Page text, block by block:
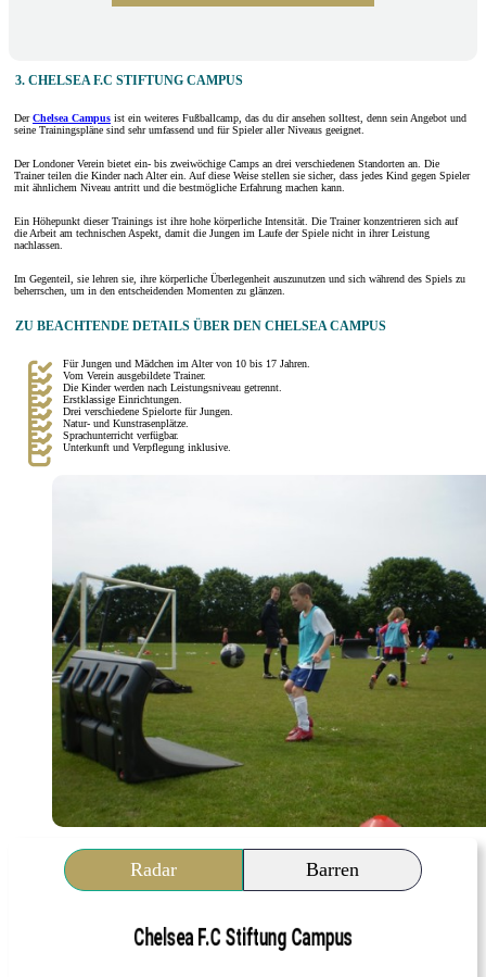
3. CHELSEA F.C STIFTUNG CAMPUS
DerChelsea Campus ist ein weiteres Fußballcamp, das du dir ansehen solltest, denn sein Angebot und
seine Trainingspläne sind sehr umfassend und für Spieler aller Niveaus geeignet.
Der Londoner Verein bietet ein- bis zweiwöchige Camps an drei verschiedenen Standorten an. Die
Trainer teilen die Kinder nach Alter ein. Auf diese Weise stellen sie sicher, dass jedes Kind gegen Spieler
mit ähnlichem Niveau antritt und die bestmögliche Erfahrung machen kann.
Ein Höhepunkt dieser Trainings ist ihre hohe körperliche Intensität. Die Trainer konzentrieren sich auf
die Arbeit am technischen Aspekt, damit die Jungen im Laufe der Spiele nicht in ihrer Leistung
nachlassen.
Im Gegenteil, sie lehren sie, ihre körperliche Überlegenheit auszunutzen und sich während des Spiels zu
beherrschen, um in den entscheidenden Momenten zu glänzen.
ZU BEACHTENDE DETAILS ÜBER DEN CHELSEA CAMPUS
Für Jungen und Mädchen im Alter von 10 bis 17 Jahren.
Vom Verein ausgebildete Trainer.
Die Kinder werden nach Leistungsniveau getrennt.
Erstklassige Einrichtungen.
Drei verschiedene Spielorte für Jungen.
Natur- und Kunstrasenplätze.
Sprachunterricht verfügbar.
Unterkunft und Verpflegung inklusive.
Radar Barren